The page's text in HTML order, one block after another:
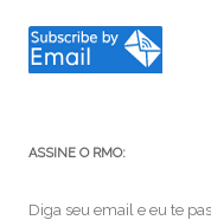
ASSINE O RMO:
Diga seu email e eu te